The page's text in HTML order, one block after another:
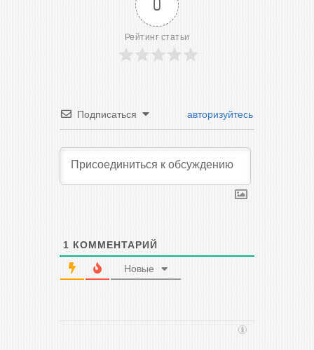
0
Рейтинг статьи
Подписаться авторизуйтесь
1 КОММЕНТАРИЙ
Новые